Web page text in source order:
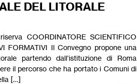
DEL LITORALE
COORDINATORE SCIENTIFICO
FORMATIVI Il Convegno propone una
partendo dall’istituzione di Roma
il percorso che ha portato i Comuni di
[…]